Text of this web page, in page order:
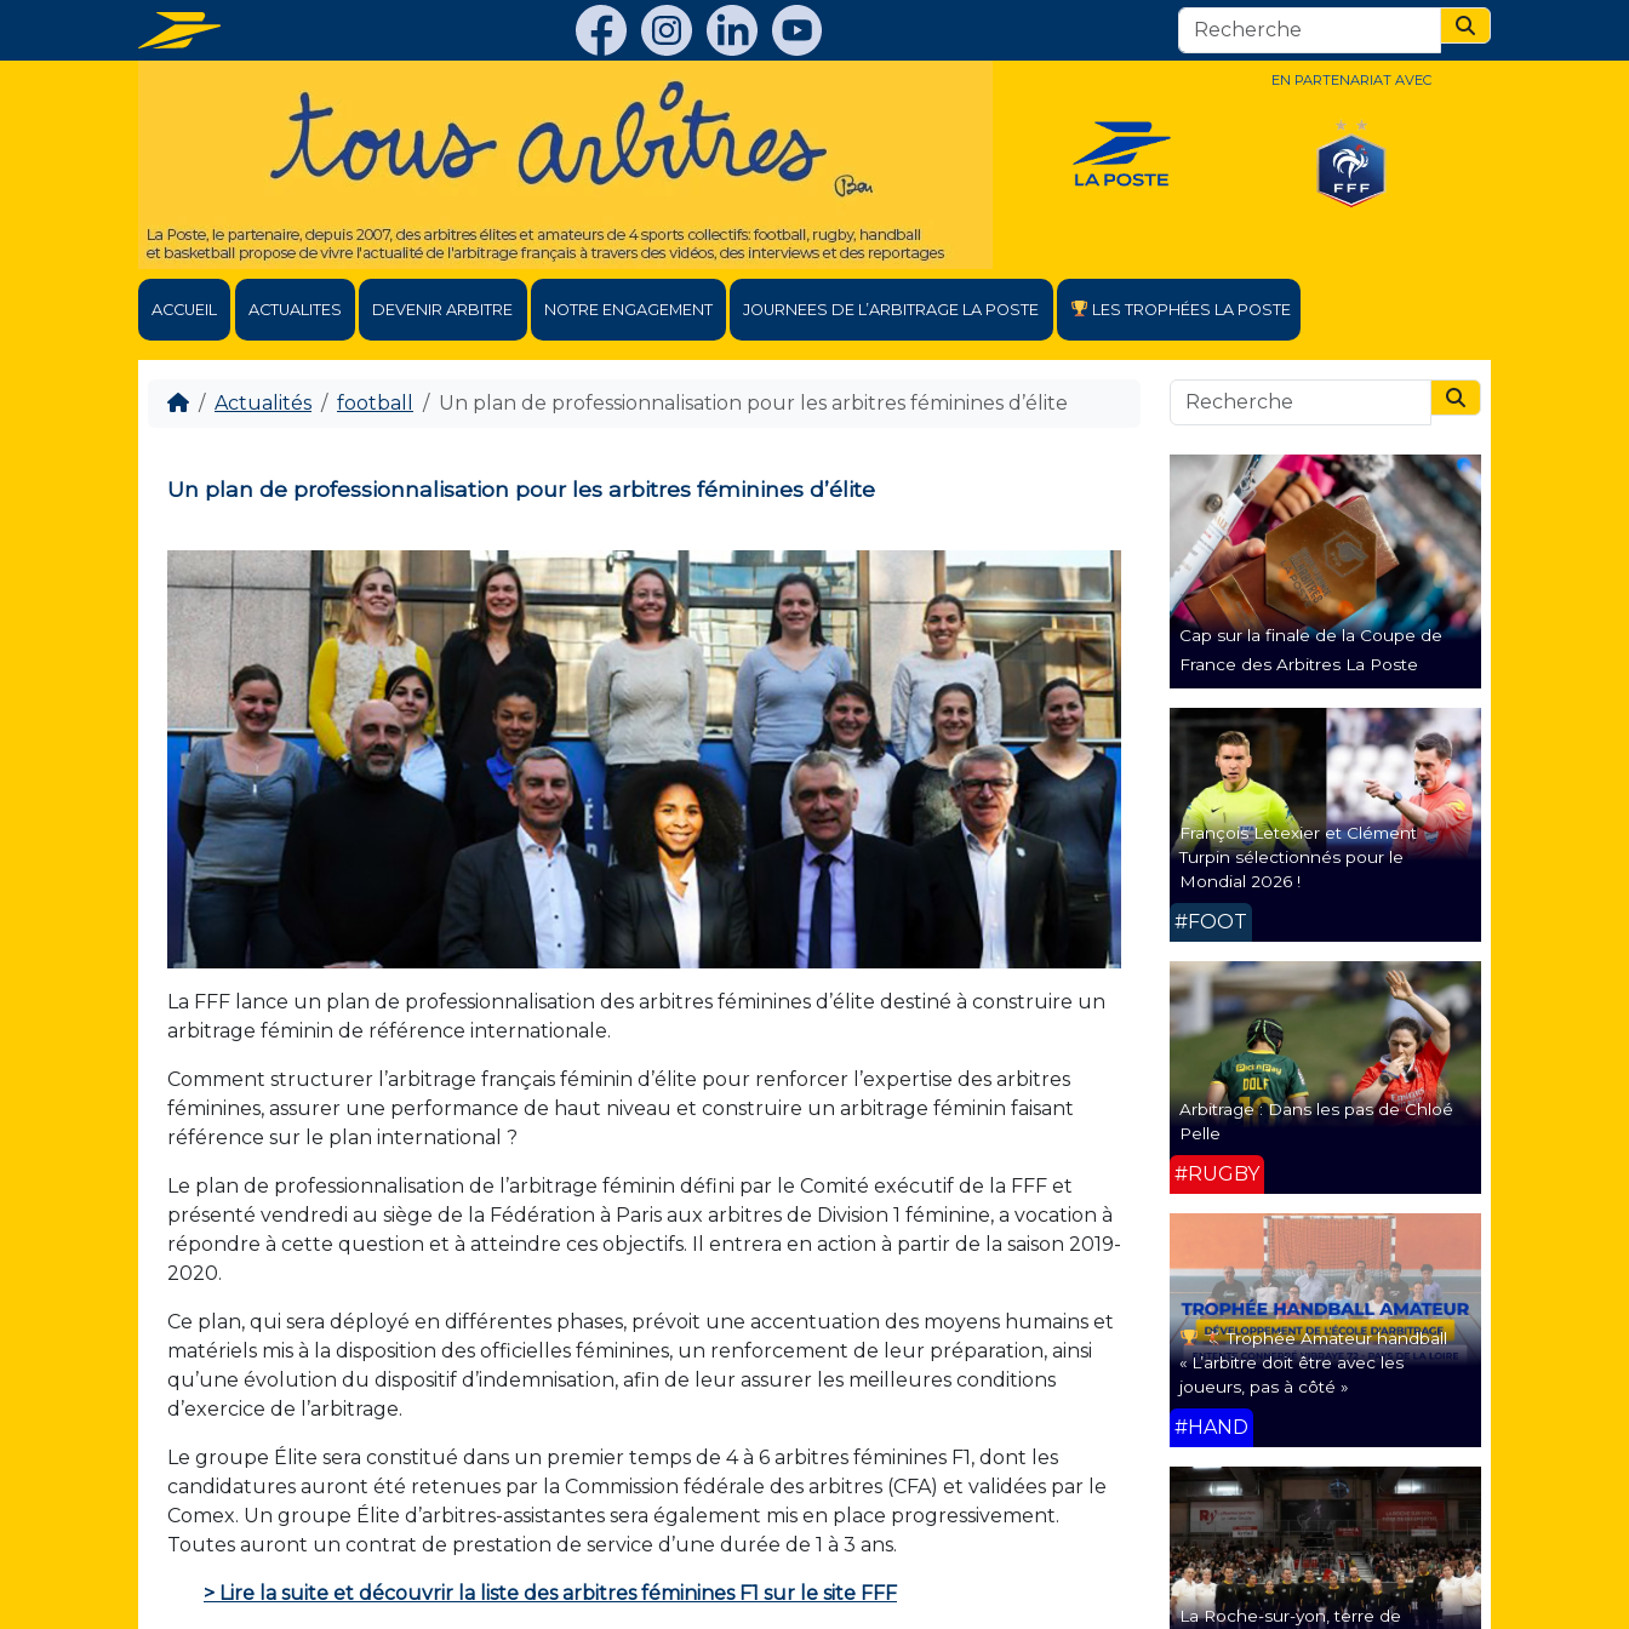
Search
EN PARTENARIAT AVEC
ACCUEIL ACTUALITES DEVENIR ARBITRE NOTRE ENGAGEMENT JOURNEES DE L’ARBITRAGE LA POSTE LES TROPHÉES LA POSTE
Actualités football Un plan de professionnalisation pour les arbitres féminines d’élite
Un plan de professionnalisation pour les arbitres féminines d’élite
La FFF lance un plan de professionnalisation des arbitres féminines d’élite destiné à construire un
arbitrage féminin de référence internationale.
Comment structurer l’arbitrage français féminin d’élite pour renforcer l’expertise des arbitres
féminines, assurer une performance de haut niveau et construire un arbitrage féminin faisant
référence sur le plan international ?
Le plan de professionnalisation de l’arbitrage féminin défini par le Comité exécutif de la FFF et
présenté vendredi au siège de la Fédération à Paris aux arbitres de Division 1 féminine, a vocation à
répondre à cette question et à atteindre ces objectifs. Il entrera en action à partir de la saison 2019-
2020.
Ce plan, qui sera déployé en différentes phases, prévoit une accentuation des moyens humains et
matériels mis à la disposition des officielles féminines, un renforcement de leur préparation, ainsi
qu’une évolution du dispositif d’indemnisation, afin de leur assurer les meilleures conditions
d’exercice de l’arbitrage.
Le groupe Élite sera constitué dans un premier temps de 4 à 6 arbitres féminines F1, dont les
candidatures auront été retenues par la Commission fédérale des arbitres (CFA) et validées par le
Comex. Un groupe Élite d’arbitres-assistantes sera également mis en place progressivement.
Toutes auront un contrat de prestation de service d’une durée de 1 à 3 ans.
> Lire la suite et découvrir la liste des arbitres féminines F1 sur le site FFF
Search
Cap sur la finale de la Coupe de
France des Arbitres La Poste
François Letexier et Clément
Turpin sélectionnés pour le
Mondial 2026 !
#FOOT
Arbitrage : Dans les pas de Chloé
Pelle
#RUGBY
Trophée Amateur handball
« L’arbitre doit être avec les
joueurs, pas à côté »
#HAND
La Roche-sur-yon, terre de